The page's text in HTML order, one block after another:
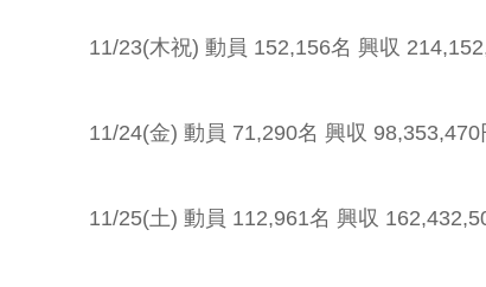
11/23(木祝) 動員 152,156名 興収
11/24(金) 動員 71,290名 興収 98,353,470
11/25(土) 動員 112,961名 興収